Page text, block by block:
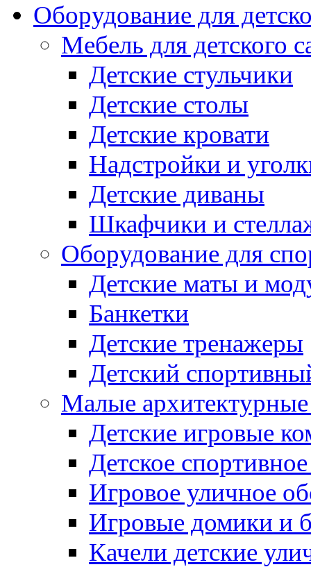
Оборудование для
Мебель для детского
Детские стульчики
Детские столы
Детские кровати
Надстройки и
Детские диваны
Шкафчики и
Оборудование для
Детские маты и
Банкетки
Детские тренажеры
Детский
Малые
Детские игровые
Детское
Игровое уличное
Игровые домики и
Качели детские